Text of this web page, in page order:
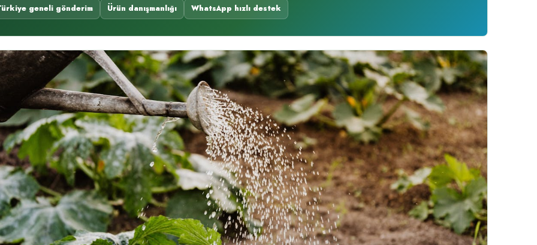
geneli gönderim Ürün danışmanlığı WhatsApp hızlı destek